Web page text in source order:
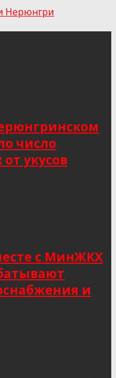
Нерюнгри
число
укусов
с МинЖКХ
и